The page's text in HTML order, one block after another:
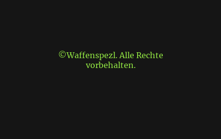
©Waffenspezl. Alle Rechte
vorbehalten.